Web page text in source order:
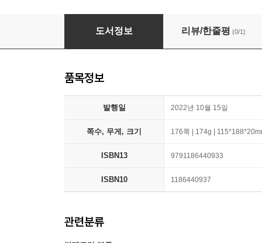
나는 그리고 싶은 사람을 가르치는 사람으로 산
도서정보 리뷰/한줄평 (0/1)
품목정보
발행일 2022년 10월 15일
쪽수, 무게, 크기 176쪽 | 174g |
ISBN13 9791186440933
ISBN10 1186440937
관련분류